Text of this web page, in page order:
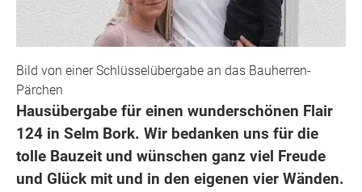
Bild von einer Schlüsselübergabe an das Bauherren-
Pärchen
Hausübergabe für einen wunderschönen Flair
124 in Selm Bork. Wir bedanken uns für die
tolle Bauzeit und wünschen ganz viel Freude
und Glück mit und in den eigenen vier Wänden.